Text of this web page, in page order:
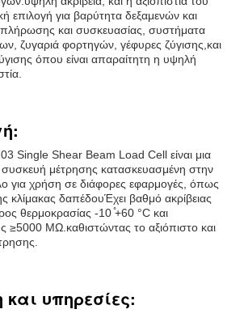
επιλογή για βαρύτητα δεξαμενών και
και συσκευασίας, συστήματα
ζυγαριά φορτηγών, γέφυρες ζύγισης,και
όπου είναι απαραίτητη η υψηλή
Single Shear Beam Load Cell είναι μια
μέτρησης κατασκευασμένη στην
για χρήση σε διάφορες εφαρμογές, όπως
δαπέδουΈχει βαθμό ακρίβειας
θερμοκρασίας -10 ̊+60 °C και
≥5000 MΩ.καθιστώντας το αξιόπιστο και
και υπηρεσίες: